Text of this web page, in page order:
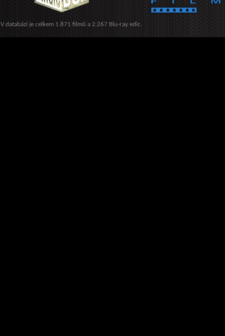
V databázi je celkem 1.871 filmů a 2.267 Blu-ray edic.